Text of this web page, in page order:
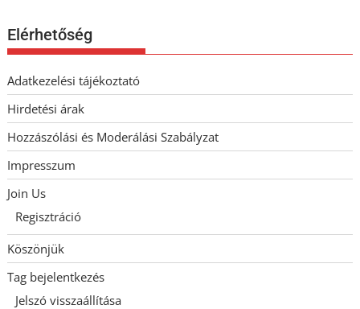
Elérhetőség
Adatkezelési tájékoztató
Hirdetési árak
Hozzászólási és Moderálási Szabályzat
Impresszum
Join Us
Regisztráció
Köszönjük
Tag bejelentkezés
Jelszó visszaállítása